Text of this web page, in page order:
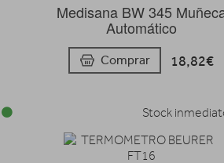
Medisana BW 345
Automático
Comprar 18,82€
Stock